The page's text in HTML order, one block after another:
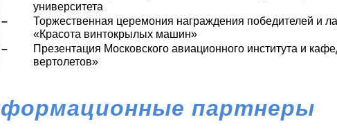
университета
Торжественная церемония награждения победителей и
«Красота винтокрылых машин»
Презентация Московского авиационного института и
вертолетов»
партнеры